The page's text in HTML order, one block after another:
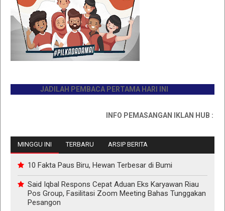
JADILAH PEMBACA PERTAMA HARI INI
INFO PEMASANGAN IKLAN HUB :
MINGGU INI TERBARU ARSIP BERITA
10 Fakta Paus Biru, Hewan Terbesar di Bumi
Said Iqbal Respons Cepat Aduan Eks Karyawan Riau
Pos Group, Fasilitasi Zoom Meeting Bahas Tunggakan
Pesangon